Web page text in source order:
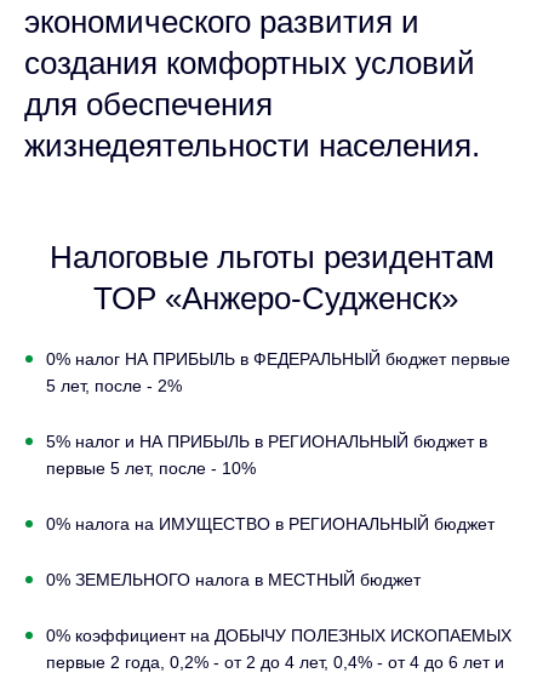
экономического развития и
создания комфортных условий
для обеспечения
жизнедеятельности населения.
Налоговые льготы резидентам
ТОР «Анжеро-Судженск»
0% налог НА ПРИБЫЛЬ в ФЕДЕРАЛЬНЫЙ бюджет первые
5 лет, после - 2%
5% налог и НА ПРИБЫЛЬ в РЕГИОНАЛЬНЫЙ бюджет в
первые 5 лет, после - 10%
0% налога на ИМУЩЕСТВО в РЕГИОНАЛЬНЫЙ бюджет
0% ЗЕМЕЛЬНОГО налога в МЕСТНЫЙ бюджет
0% коэффициент на ДОБЫЧУ ПОЛЕЗНЫХ ИСКОПАЕМЫХ
первые 2 года, 0,2% - от 2 до 4 лет, 0,4% - от 4 до 6 лет и